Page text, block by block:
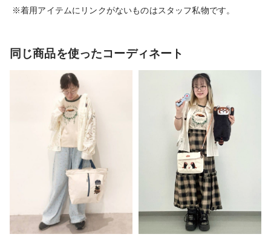
※着用アイテムにリンクがないものはスタッフ私物です。
同じ商品を使ったコーディネート